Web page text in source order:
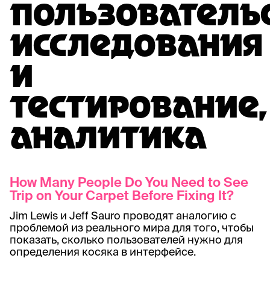
ИССЛЕДОВАНИЯ
И
ТЕСТИРОВАНИЕ,
АНАЛИТИКА
How Many People Do You Need to See
Trip on Your Carpet Before Fixing It?
Jim Lewis и Jeff Sauro проводят аналогию с
проблемой из реального мира для того, чтобы
показать, сколько пользователей нужно для
определения косяка в интерфейсе.